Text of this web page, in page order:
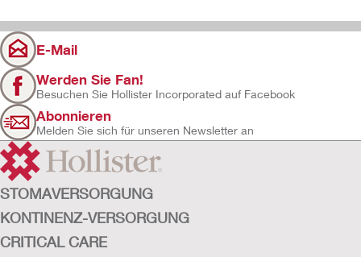
E-Mail
Werden Sie Fan!
Besuchen Sie Hollister Incorporated auf Facebook
Abonnieren
Melden Sie sich für unseren Newsletter an
STOMAVERSORGUNG
KONTINENZ-VERSORGUNG
CRITICAL CARE